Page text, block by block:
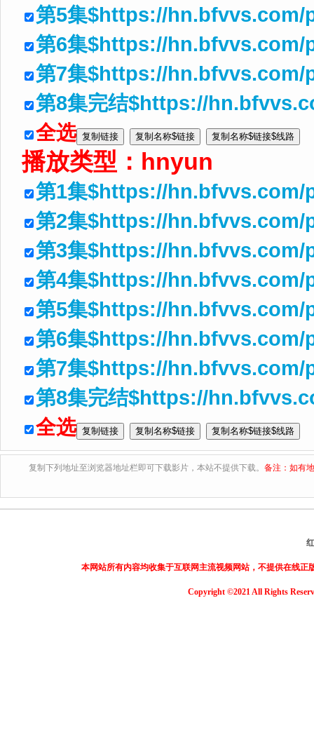
第5集$https://hn.bfvvs.com/
第6集$https://hn.bfvvs.com/
第7集$https://
第8集完结$https://
全选
播放类型： hnyun
第1集$https://hn.bfvvs.com/
第2集$https://hn.bfvvs.com/
第3集$https://hn.bfvvs.com/
第4集$https://hn.bfvvs.com/
第5集$https://hn.bfvvs.com/
第6集$https://hn.bfvvs.com/
第7集$https://hn.bfvvs.com/
第8集完结$https://
全选
复制下列地址至浏览器地址栏即可下载影片，本站不提供下载。 备注：如有
本网站所有内容均收集于互联网主流视频网站，不提供在线
Copyright ©2021 All Rights